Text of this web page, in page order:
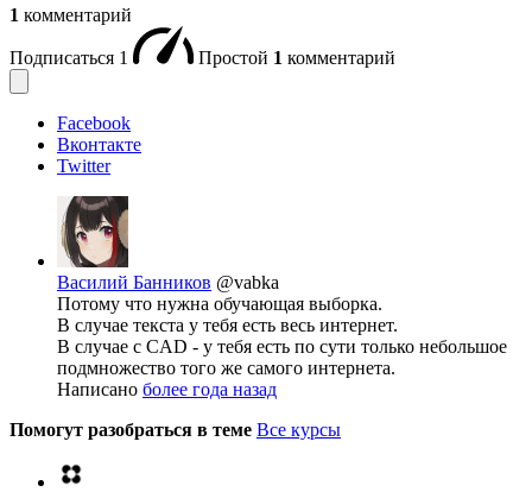
1 комментарий
Подписаться 1 Простой 1 комментарий
Facebook
Вконтакте
Twitter
Василий Банников @vabka
Потому что нужна обучающая выборка.
В случае текста у тебя есть весь интернет.
В случае с CAD - у тебя есть по сути только небольшое
подмножество того же самого интернета.
Написано более года назад
Помогут разобраться в теме Все курсы